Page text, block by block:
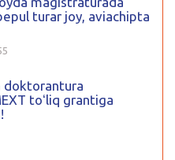
turar joy, aviachipta
doktorantura
toʻliq grantiga